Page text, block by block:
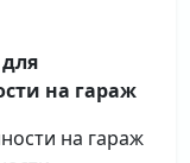
на гараж
на гараж